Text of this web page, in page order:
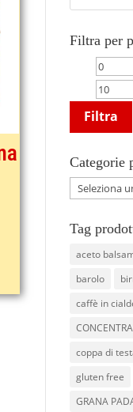
Filtra per
Prezzo
Min
Filtra
Categorie
Tag
aceto
barolo
caffè in
coppa di
gluten free
GRANA